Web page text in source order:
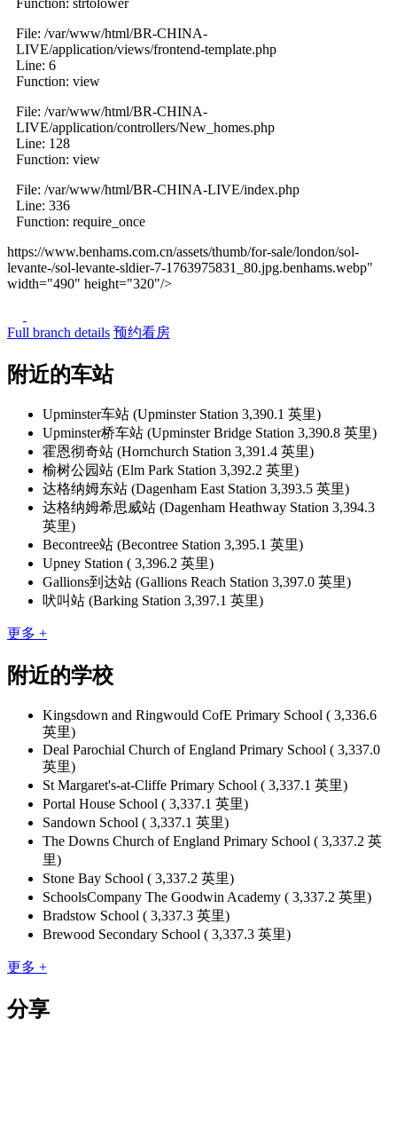
File: /var/www/html/BR-CHINA-
LIVE/application/views/frontend-template.php
Line: 6
Function: view
File: /var/www/html/BR-CHINA-
LIVE/application/controllers/New_homes.php
Line: 128
Function: view
File: /var/www/html/BR-CHINA-LIVE/index.php
Line: 336
Function: require_once
https://www.benhams.com.cn/assets/thumb/for-sale/london/sol-
levante-/sol-levante-sldier-7-1763975831_80.jpg.benhams.webp"
width="490" height="320"/>
Full branch details 预约看房
附近的车站
Upminster车站 (Upminster Station 3,390.1 英里)
Upminster桥车站 (Upminster Bridge Station 3,390.8 英里)
霍恩彻奇站 (Hornchurch Station 3,391.4 英里)
榆树公园站 (Elm Park Station 3,392.2 英里)
达格纳姆东站 (Dagenham East Station 3,393.5 英里)
达格纳姆希思威站 (Dagenham Heathway Station 3,394.3
英里)
Becontree站 (Becontree Station 3,395.1 英里)
Upney Station ( 3,396.2 英里)
Gallions到达站 (Gallions Reach Station 3,397.0 英里)
吠叫站 (Barking Station 3,397.1 英里)
更多 +
附近的学校
Kingsdown and Ringwould CofE Primary School ( 3,336.6
英里)
Deal Parochial Church of England Primary School ( 3,337.0
英里)
St Margaret's-at-Cliffe Primary School ( 3,337.1 英里)
Portal House School ( 3,337.1 英里)
Sandown School ( 3,337.1 英里)
The Downs Church of England Primary School ( 3,337.2 英
里)
Stone Bay School ( 3,337.2 英里)
SchoolsCompany The Goodwin Academy ( 3,337.2 英里)
Bradstow School ( 3,337.3 英里)
Brewood Secondary School ( 3,337.3 英里)
更多 +
分享